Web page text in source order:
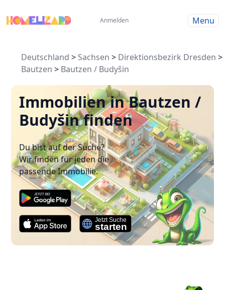
Anmelden Menu
Deutschland > Sachsen > Direktionsbezirk Dresden >
Bautzen > Bautzen / Budyšin
Immobilien in Bautzen /
Budyšin finden
Du bist auf der Suche?
Wir finden für jeden die
passende Immobilie.